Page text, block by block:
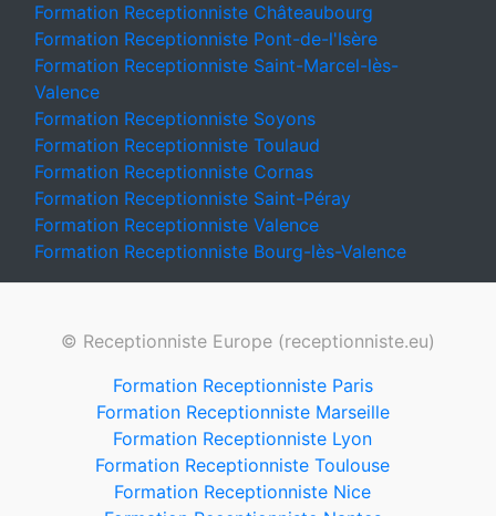
Formation Receptionniste Châteaubourg
Formation Receptionniste Pont-de-l'Isère
Formation Receptionniste Saint-Marcel-lès-
Valence
Formation Receptionniste Soyons
Formation Receptionniste Toulaud
Formation Receptionniste Cornas
Formation Receptionniste Saint-Péray
Formation Receptionniste Valence
Formation Receptionniste Bourg-lès-Valence
© Receptionniste Europe (receptionniste.eu)
Formation Receptionniste Paris
Formation Receptionniste Marseille
Formation Receptionniste Lyon
Formation Receptionniste Toulouse
Formation Receptionniste Nice